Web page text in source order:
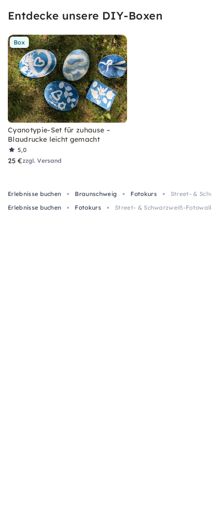
Entdecke unsere DIY-Boxen
Box
Cyanotypie-Set für zuhause –
Blaudrucke leicht gemacht
5,0
25 €zzgl. Versand
Erlebnisse buchen Braunschweig Fotokurs
Street- &
Erlebnisse buchen
Fotokurs Street- & Schwarzweiß-Fotowalk-